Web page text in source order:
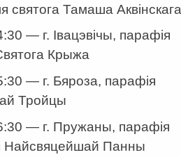
святога Тамаша Аквінскага
— г. Івацэвічы, парафія
Крыжа
— г. Бяроза, парафія
Тройцы
— г. Пружаны, парафія
Найсвяцейшай Панны